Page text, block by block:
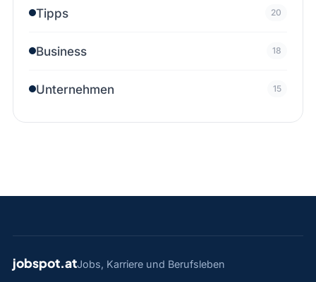
Tipps 20
Business 18
Unternehmen 15
jobspot.atJobs, Karriere und Berufsleben